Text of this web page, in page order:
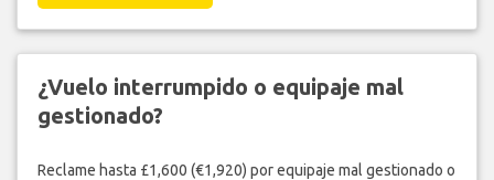
¿Vuelo interrumpido o equipaje mal
gestionado?
Reclame hasta £1,600 (€1,920) por equipaje mal gestionado o